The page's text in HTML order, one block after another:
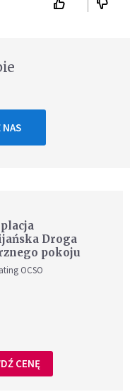
Droga
pokoju
OCSO
CENĘ